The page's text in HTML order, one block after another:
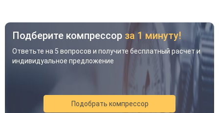
Подберите компрессор за 1 минуту!
Ответьте на 5 вопросов и получите бесплатный расчет и
индивидуальное предложение
Подобрать компрессор